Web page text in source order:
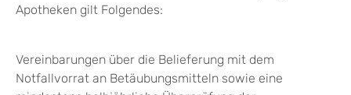
Apotheken gilt Folgendes:
Vereinbarungen über die Belieferung mit dem
Notfallvorrat an Betäubungsmitteln sowie eine